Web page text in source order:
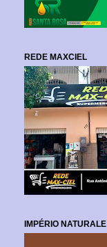
REDE MAXCIEL
IMPÉRIO NATURALE